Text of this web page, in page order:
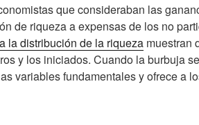
que consideraban las
de riqueza a expensas de los no
la distribución de la riqueza muestran
y los iniciados. Cuando la burbuja
variables fundamentales y ofrece a